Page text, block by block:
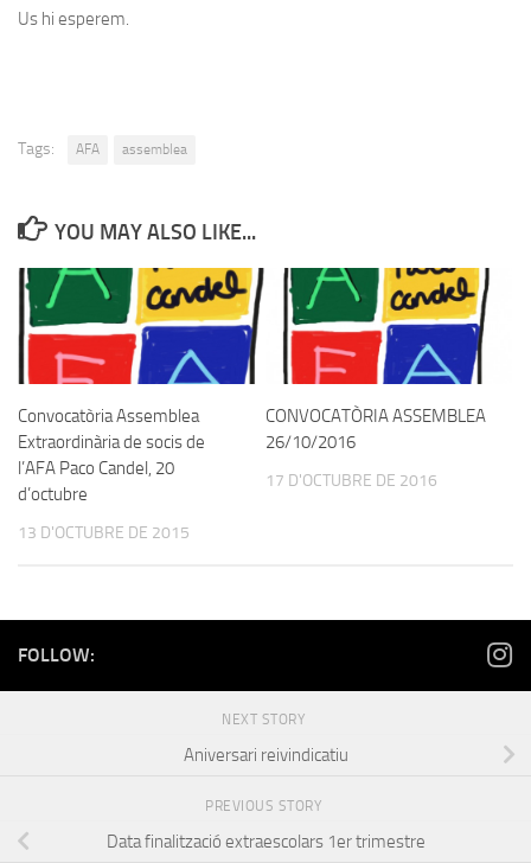
Us hi esperem.
Tags: AFA assemblea
YOU MAY ALSO LIKE...
Convocatòria Assemblea
Extraordinària de socis de
l’AFA Paco Candel, 20
d’octubre
13 D'OCTUBRE DE 2015
CONVOCATÒRIA ASSEMBLEA
26/10/2016
17 D'OCTUBRE DE 2016
FOLLOW:
NEXT STORY
Aniversari reivindicatiu
PREVIOUS STORY
Data finalització extraescolars 1er trimestre